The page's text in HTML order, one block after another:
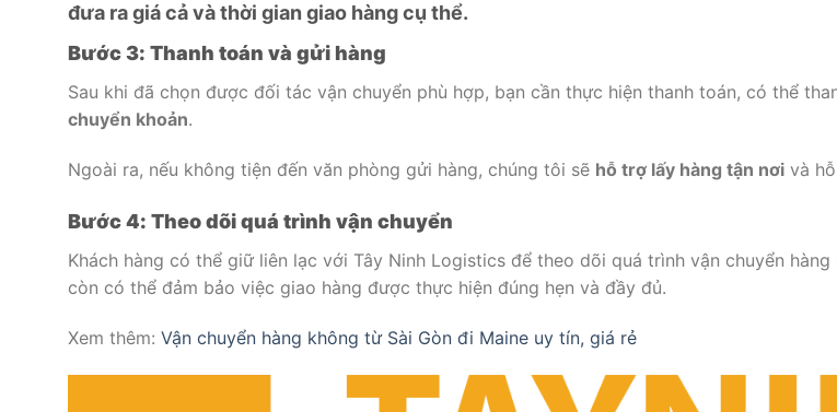
đưa ra giá cả và thời gian giao hàng cụ thể.
Bước 3: Thanh toán và gửi hàng
Sau khi đã chọn được đối tác vận chuyển phù hợp, bạn cần thực hiện thanh toán, có thể
chuyển khoản.
Ngoài ra, nếu không tiện đến văn phòng gửi hàng, chúng tôi sẽ hỗ trợ lấy hàng tận nơi và
Bước 4: Theo dõi quá trình vận chuyển
Khách hàng có thể giữ liên lạc với Tây Ninh Logistics để theo dõi quá trình vận chuyển hàng
còn có thể đảm bảo việc giao hàng được thực hiện đúng hẹn và đầy đủ.
Xem thêm: Vận chuyển hàng không từ Sài Gòn đi Maine uy tín, giá rẻ